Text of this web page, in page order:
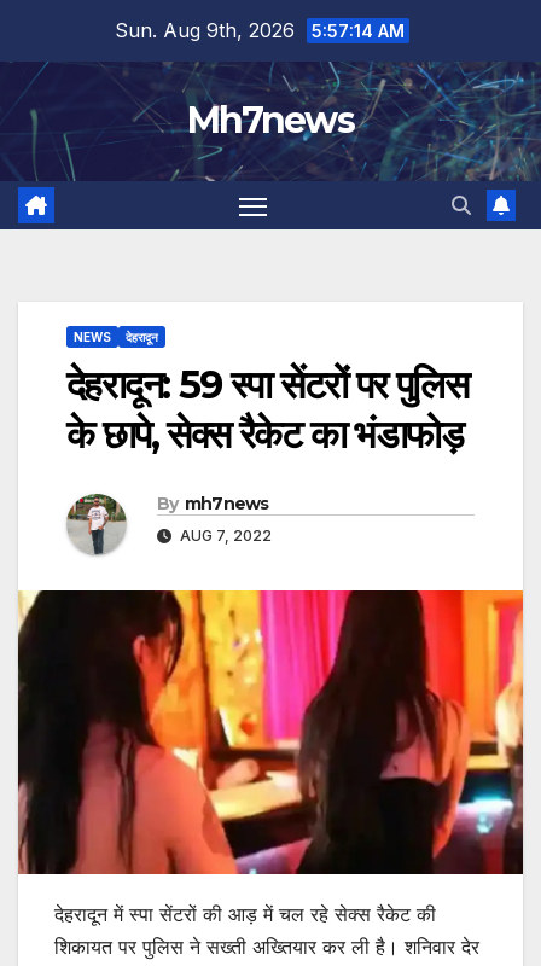
content
Sun. Aug 9th, 2026 5:57:14 AM
Mh7news
NEWS देहरादून
देहरादून: 59 स्पा सेंटरों पर पुलिस
के छापे, सेक्स रैकेट का भंडाफोड़
By mh7news
AUG 7, 2022
देहरादून में स्पा सेंटरों की आड़ में चल रहे सेक्स रैकेट की
शिकायत पर पुलिस ने सख्ती अख्तियार कर ली है। शनिवार देर